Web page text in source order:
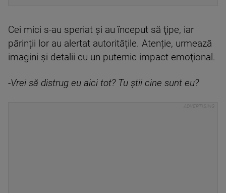
Cei mici s-au speriat și au început să ţipe, iar
părinții lor au alertat autoritățile. Atenție, urmează
imagini și detalii cu un puternic impact emoţional.
-Vrei să distrug eu aici tot? Tu știi cine sunt eu?